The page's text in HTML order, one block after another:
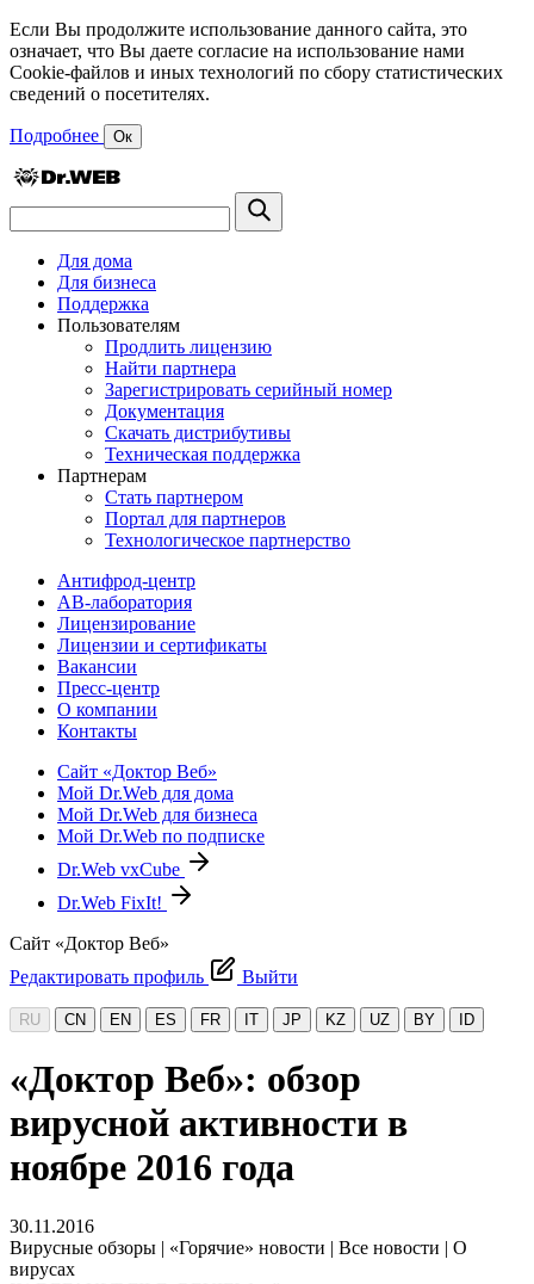
Если Вы продолжите использование данного сайта, это
означает, что Вы даете согласие на использование нами
Cookie-файлов и иных технологий по сбору статистических
сведений о посетителях.
Подробнее Ок
Для дома
Для бизнеса
Поддержка
Пользователям
Продлить лицензию
Найти партнера
Зарегистрировать серийный номер
Документация
Скачать дистрибутивы
Техническая поддержка
Партнерам
Стать партнером
Портал для партнеров
Технологическое партнерство
Антифрод-центр
АВ-лаборатория
Лицензирование
Лицензии и сертификаты
Вакансии
Пресс-центр
О компании
Контакты
Сайт «Доктор Веб»
Мой Dr.Web для дома
Мой Dr.Web для бизнеса
Мой Dr.Web по подписке
Dr.Web vxCube
Dr.Web FixIt!
Сайт «Доктор Веб»
Редактировать профиль
Выйти
RU CN EN ES FR IT JP KZ UZ BY ID
«Доктор Веб»: обзор
вирусной активности в
ноябре 2016 года
30.11.2016
Вирусные обзоры | «Горячие» новости | Все новости | О
вирусах